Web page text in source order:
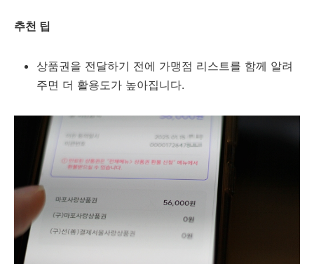
추천 팁
상품권을 전달하기 전에 가맹점 리스트를 함께 알려
주면 더 활용도가 높아집니다.